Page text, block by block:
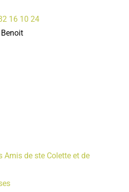
16 10 24
Benoit
Amis de ste Colette et de